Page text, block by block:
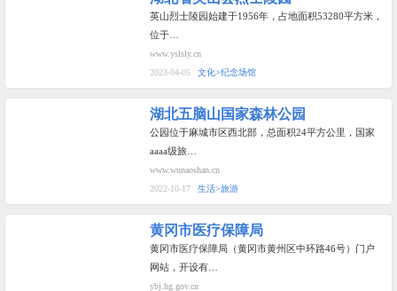
英山烈士陵园始建于1956年，占地面积53280平方米，
位于…
www.yslsly.cn
2023-04-05
文化>纪念场馆
湖北五脑山国家森林公园
公园位于麻城市区西北部，总面积24平方公里，国家
aaaa级旅…
www.wunaoshan.cn
2022-10-17
生活>旅游
黄冈市医疗保障局
黄冈市医疗保障局（黄冈市黄州区中环路46号）门户
网站，开设有…
ybj.hg.gov.cn